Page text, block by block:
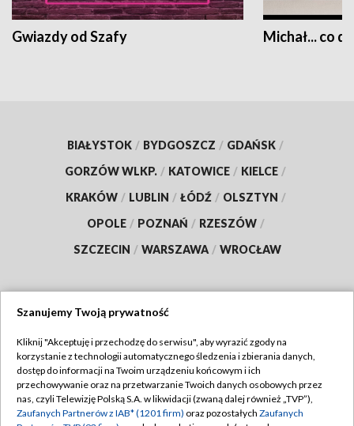
Gwiazdy od Szafy Michał... co
BIAŁYSTOK / BYDGOSZCZ / GDAŃSK /
GORZÓW WLKP. / KATOWICE / KIELCE /
KRAKÓW / LUBLIN / ŁÓDŹ / OLSZTYN /
OPOLE / POZNAŃ / RZESZÓW /
SZCZECIN / WARSZAWA / WROCŁAW
TVP
Abonament TVP
Emisja w TVP
Regulamin TVP
Polityka prywatności
Szanujemy Twoją prywatność
Kliknij "Akceptuję i przechodzę do serwisu", aby wyrazić zgody na
korzystanie z technologii automatycznego śledzenia i zbierania danych,
dostęp do informacji na Twoim urządzeniu końcowym i ich
przechowywanie oraz na przetwarzanie Twoich danych osobowych przez
nas, czyli Telewizję Polską S.A. w likwidacji (zwaną dalej również „TVP”),
Zaufanych Partnerów z IAB* (1201 firm) oraz pozostałych Zaufanych